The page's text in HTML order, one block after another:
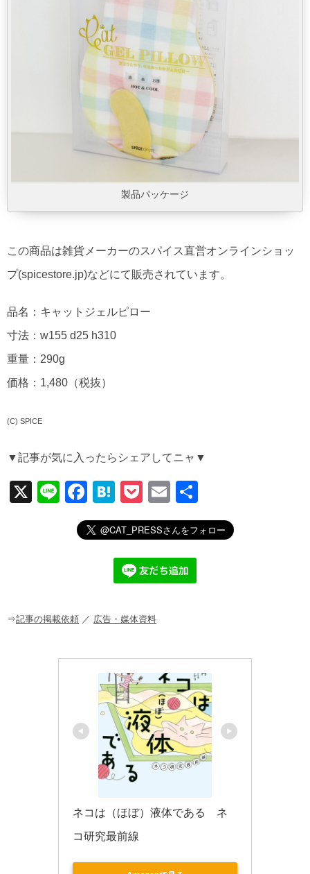
製品パッケージ
この商品は雑貨メーカーのスパイス直営オンラインショッ
プ(spicestore.jp)などにて販売されています。
品名：キャットジェルピロー
寸法：w155 d25 h310
重量：290g
価格：1,480（税抜）
(C) SPICE
▼記事が気に入ったらシェアしてニャ▼
X
Li
F
a
c
o
H
at
e
n
a
P
o
ck
et
E
m
ail
有
⇒記事の掲載依頼 ／ 広告・媒体資料
ネコは（ほぼ）液体である　ネ
コ研究最前線